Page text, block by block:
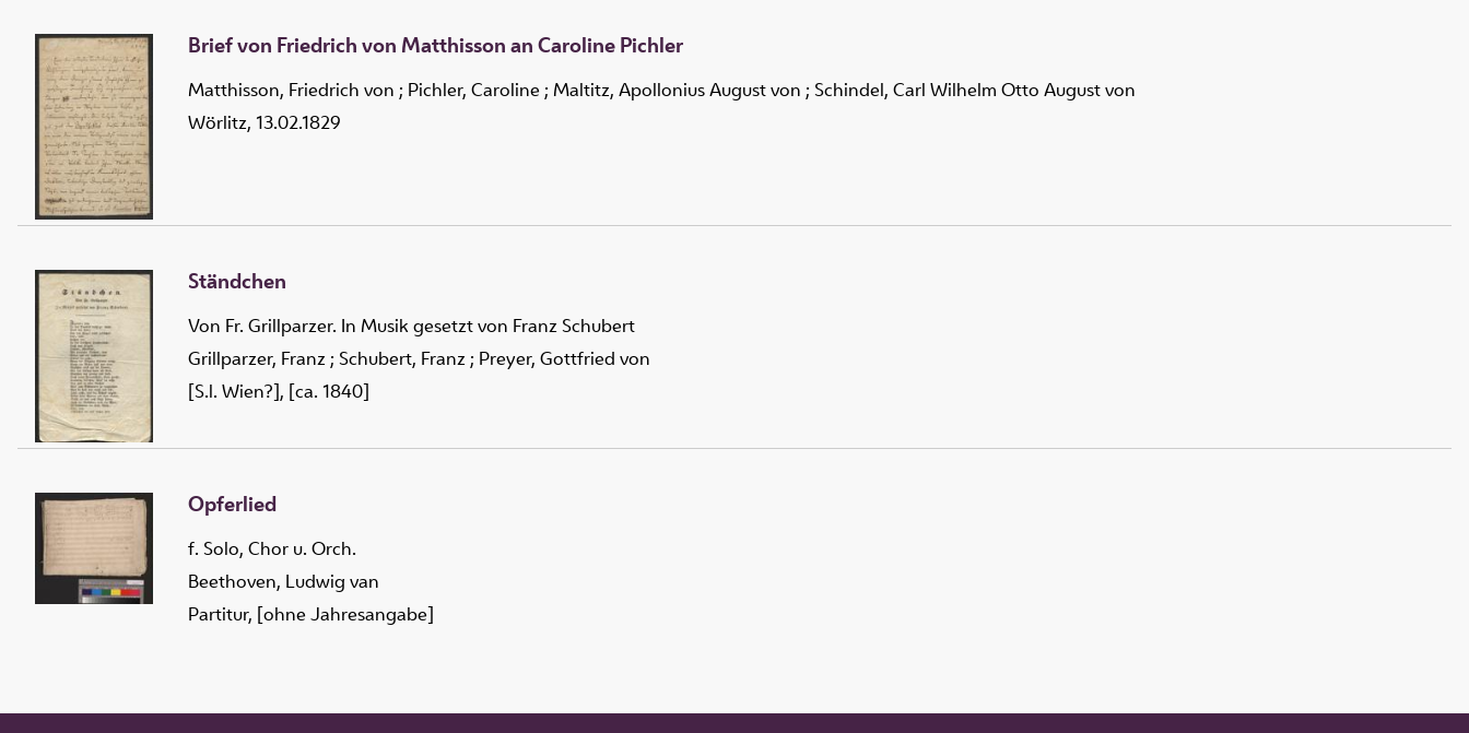
Brief von Friedrich von Matthisson an Caroline Pichler
Matthisson, Friedrich von ; Pichler, Caroline ; Maltitz, Apollonius August von ; Schindel, Carl Wilhelm Otto August von
Wörlitz, 13.02.1829
Ständchen
Von Fr. Grillparzer. In Musik gesetzt von Franz Schubert
Grillparzer, Franz ; Schubert, Franz ; Preyer, Gottfried von
[S.l. Wien?], [ca. 1840]
Opferlied
f. Solo, Chor u. Orch.
Beethoven, Ludwig van
Partitur, [ohne Jahresangabe]